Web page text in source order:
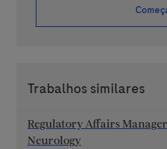
Trabalhos similares
Regulatory Affairs
Neurology